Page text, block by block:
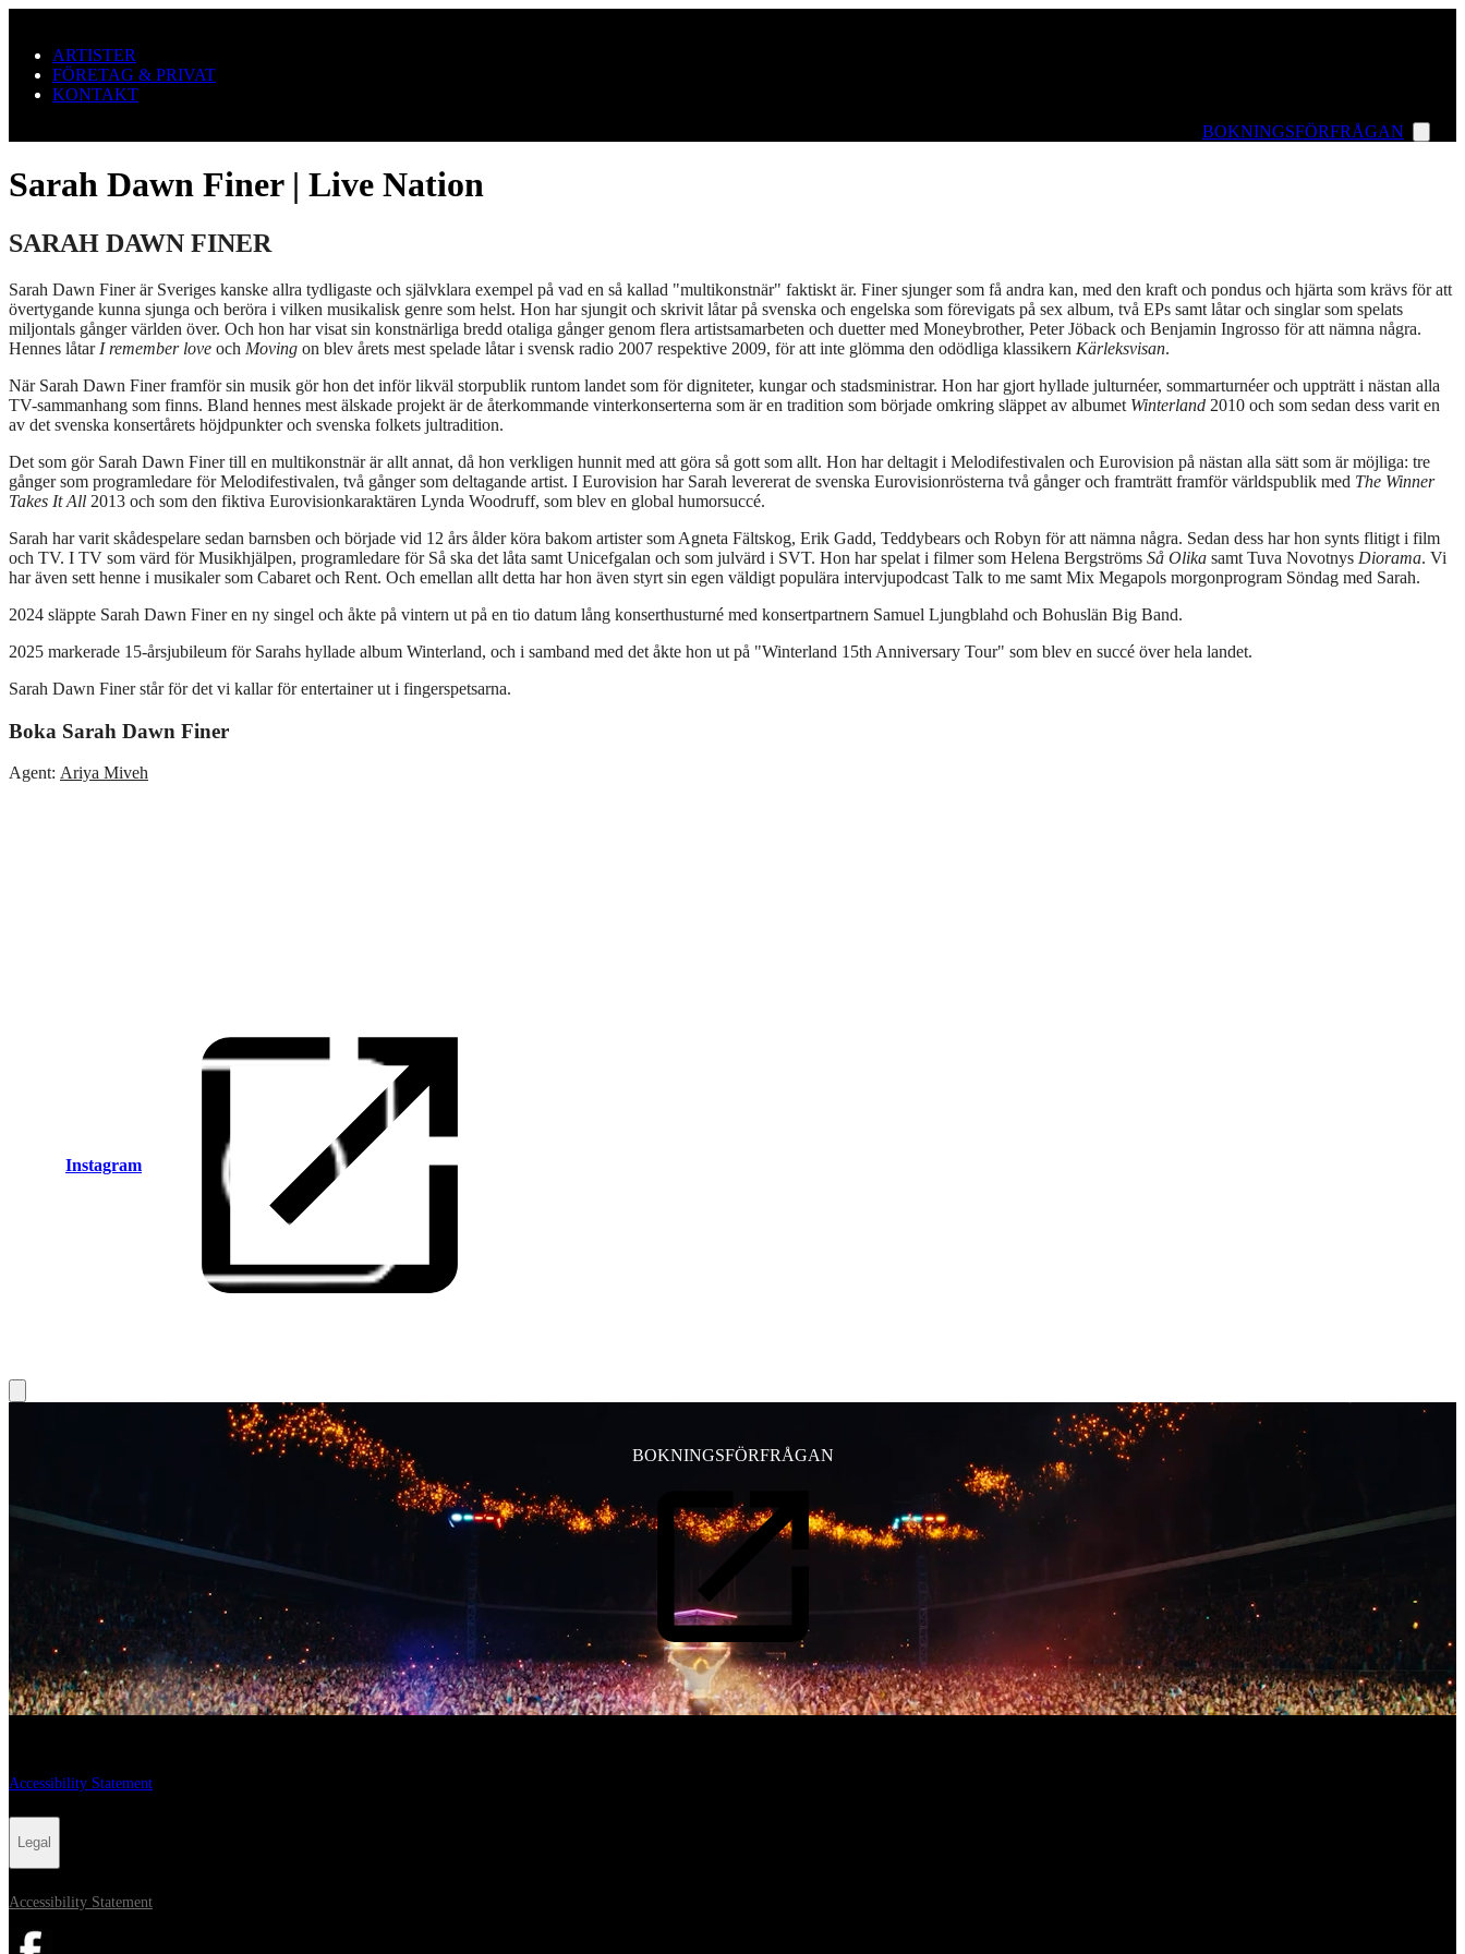
ARTISTER
FÖRETAG & PRIVAT
KONTAKT
BOKNINGSFÖRFRÅGAN
Sarah Dawn Finer | Live Nation
SARAH DAWN FINER
Sarah Dawn Finer är Sveriges kanske allra tydligaste och självklara exempel på vad en så kallad "multikonstnär" faktiskt är. Finer sjunger som få andra kan, med den kraft och pondus och hjärta som krävs för att
övertygande kunna sjunga och beröra i vilken musikalisk genre som helst. Hon har sjungit och skrivit låtar på svenska och engelska som förevigats på sex album, två EPs samt låtar och singlar som spelats
miljontals gånger världen över. Och hon har visat sin konstnärliga bredd otaliga gånger genom flera artistsamarbeten och duetter med Moneybrother, Peter Jöback och Benjamin Ingrosso för att nämna några.
Hennes låtar I remember love och Moving on blev årets mest spelade låtar i svensk radio 2007 respektive 2009, för att inte glömma den odödliga klassikern Kärleksvisan.
När Sarah Dawn Finer framför sin musik gör hon det inför likväl storpublik runtom landet som för digniteter, kungar och stadsministrar. Hon har gjort hyllade julturnéer, sommarturnéer och uppträtt i nästan alla
TV-sammanhang som finns. Bland hennes mest älskade projekt är de återkommande vinterkonserterna som är en tradition som började omkring släppet av albumet Winterland 2010 och som sedan dess varit en
av det svenska konsertårets höjdpunkter och svenska folkets jultradition.
Det som gör Sarah Dawn Finer till en multikonstnär är allt annat, då hon verkligen hunnit med att göra så gott som allt. Hon har deltagit i Melodifestivalen och Eurovision på nästan alla sätt som är möjliga: tre
gånger som programledare för Melodifestivalen, två gånger som deltagande artist. I Eurovision har Sarah levererat de svenska Eurovisionrösterna två gånger och framträtt framför världspublik med The Winner
Takes It All 2013 och som den fiktiva Eurovisionkaraktären Lynda Woodruff, som blev en global humorsuccé.
Sarah har varit skådespelare sedan barnsben och började vid 12 års ålder köra bakom artister som Agneta Fältskog, Erik Gadd, Teddybears och Robyn för att nämna några. Sedan dess har hon synts flitigt i film
och TV. I TV som värd för Musikhjälpen, programledare för Så ska det låta samt Unicefgalan och som julvärd i SVT. Hon har spelat i filmer som Helena Bergströms Så Olika samt Tuva Novotnys Diorama. Vi
har även sett henne i musikaler som Cabaret och Rent. Och emellan allt detta har hon även styrt sin egen väldigt populära intervjupodcast Talk to me samt Mix Megapols morgonprogram Söndag med Sarah.
2024 släppte Sarah Dawn Finer en ny singel och åkte på vintern ut på en tio datum lång konserthusturné med konsertpartnern Samuel Ljungblahd och Bohuslän Big Band.
2025 markerade 15-årsjubileum för Sarahs hyllade album Winterland, och i samband med det åkte hon ut på "Winterland 15th Anniversary Tour" som blev en succé över hela landet.
Sarah Dawn Finer står för det vi kallar för entertainer ut i fingerspetsarna.
Boka Sarah Dawn Finer
Agent: Ariya Miveh
Instagram
BOKNINGSFÖRFRÅGAN
Accessibility Statement
Legal
Accessibility Statement
Opens in new tab